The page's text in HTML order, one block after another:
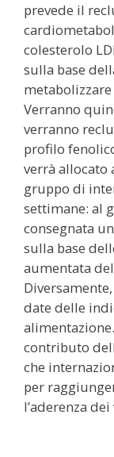
prevede il
colesterolo
sulla base
Verranno
verranno
profilo
verrà
gruppo di
settimane: al
consegnata
sulla base
aumentata
date delle
contributo
che
per
l’aderenza